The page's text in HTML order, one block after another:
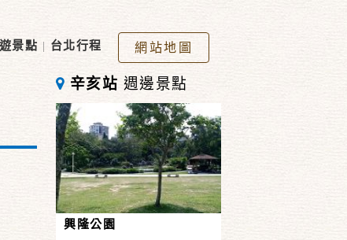
景點 | 台北行程 網站地圖
辛亥站 週邊景點
興隆公園